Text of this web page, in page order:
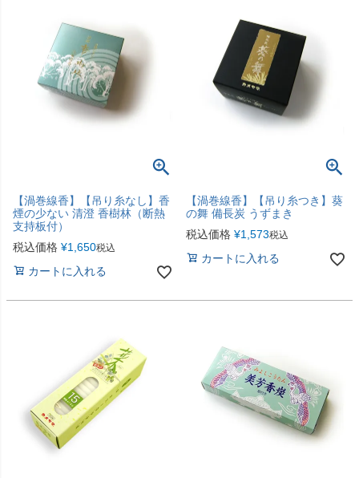
【渦巻線香】【吊り糸なし】香
煙の少ない 清澄 香樹林（断熱
支持板付）
税込価格 ¥1,650税込
カートに入れる
【渦巻線香】【吊り糸つき】葵
の舞 備長炭 うずまき
税込価格 ¥1,573税込
カートに入れる